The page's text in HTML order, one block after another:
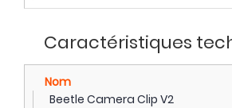
Caractéristiques
Nom
Beetle Camera Clip V2